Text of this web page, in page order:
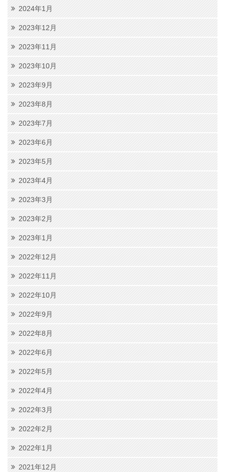
2024年1月
2023年12月
2023年11月
2023年10月
2023年9月
2023年8月
2023年7月
2023年6月
2023年5月
2023年4月
2023年3月
2023年2月
2023年1月
2022年12月
2022年11月
2022年10月
2022年9月
2022年8月
2022年6月
2022年5月
2022年4月
2022年3月
2022年2月
2022年1月
2021年12月